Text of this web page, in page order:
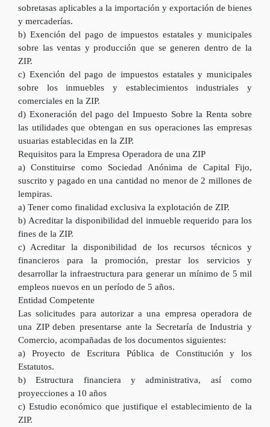
sobretasas aplicables a la importación y exportación de bienes
y mercaderías.
b) Exención del pago de impuestos estatales y municipales
sobre las ventas y producción que se generen dentro de la
ZIP.
c) Exención del pago de impuestos estatales y municipales
sobre los inmuebles y establecimientos industriales y
comerciales en la ZIP.
d) Exoneración del pago del Impuesto Sobre la Renta sobre
las utilidades que obtengan en sus operaciones las empresas
usuarias establecidas en la ZIP.
Requisitos para la Empresa Operadora de una ZIP
a) Constituirse como Sociedad Anónima de Capital Fijo,
suscrito y pagado en una cantidad no menor de 2 millones de
lempiras.
a) Tener como finalidad exclusiva la explotación de ZIP.
b) Acreditar la disponibilidad del inmueble requerido para los
fines de la ZIP.
c) Acreditar la disponibilidad de los recursos técnicos y
financieros para la promoción, prestar los servicios y
desarrollar la infraestructura para generar un mínimo de 5 mil
empleos nuevos en un período de 5 años.
Entidad Competente
Las solicitudes para autorizar a una empresa operadora de
una ZIP deben presentarse ante la Secretaría de Industria y
Comercio, acompañadas de los documentos siguientes:
a) Proyecto de Escritura Pública de Constitución y los
Estatutos.
b) Estructura financiera y administrativa, así como
proyecciones a 10 años
c) Estudio económico que justifique el establecimiento de la
ZIP.